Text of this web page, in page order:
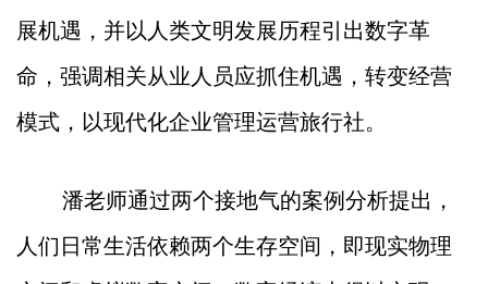
展机遇，并以人类文明发展历程引出数字革
命，强调相关从业人员应抓住机遇，转变经营
模式，以现代化企业管理运营旅行社。
潘老师通过两个接地气的案例分析提出，
人们日常生活依赖两个生存空间，即现实物理